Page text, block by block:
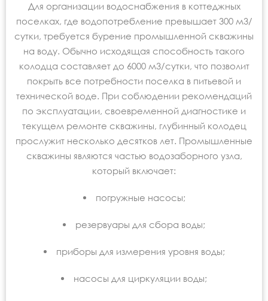
Для организации водоснабжения в коттеджных
поселках, где водопотребление превышает 300 м3/
сутки, требуется бурение промышленной скважины
на воду. Обычно исходящая способность такого
колодца составляет до 6000 м3/сутки, что позволит
покрыть все потребности поселка в питьевой и
технической воде. При соблюдении рекомендаций
по эксплуатации, своевременной диагностике и
текущем ремонте скважины, глубинный колодец
прослужит несколько десятков лет. Промышленные
скважины являются частью водозаборного узла,
который включает:
погружные насосы;
резервуары для сбора воды;
приборы для измерения уровня воды;
насосы для циркуляции воды;